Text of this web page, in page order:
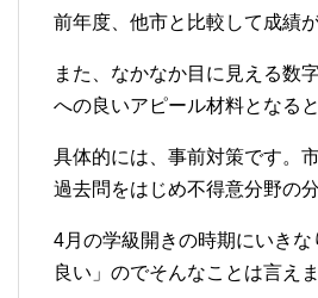
前年度、他市と比較して成績
また、なかなか目に見える数
への良いアピール材料となる
具体的には、事前対策です。
過去問をはじめ不得意分野の
4月の学級開きの時期にいき
良い」のでそんなことは言えま